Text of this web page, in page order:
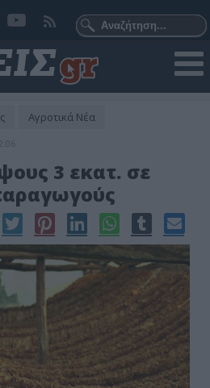
Αγροτικά Νέα
3 εκατ. σε